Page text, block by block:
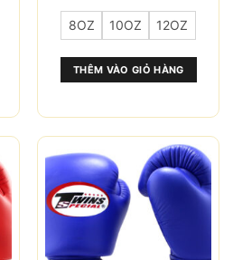
8OZ 10OZ 12OZ
THÊM VÀO GIỎ HÀNG
nhiều
biến
thể.
Các
tùy
có
thể
được
chọn
trên
trang